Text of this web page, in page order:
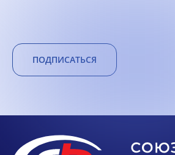
ПОДПИСАТЬСЯ